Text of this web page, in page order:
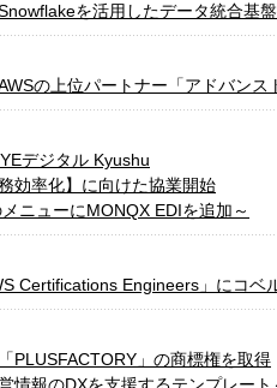
を活用したデータ統合基
の上位パートナー「アドバン
デジタル Kyushu
効率化】に向けた協業開始
ニューにMONQX EDIを追加～
Certifications Engineers」にコ
PLUSFACTORY」の商標権を取得